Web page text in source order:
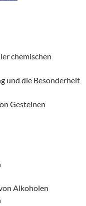
chemischen
und die Besonderheit
Gesteinen
Alkoholen